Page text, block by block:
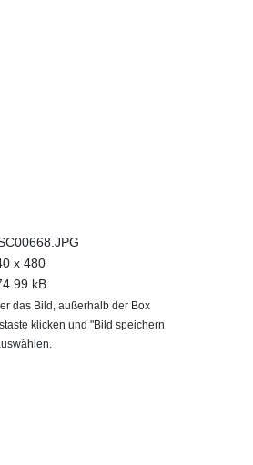
x 480
kB
das Bild, außerhalb der Box
klicken und "Bild speichern